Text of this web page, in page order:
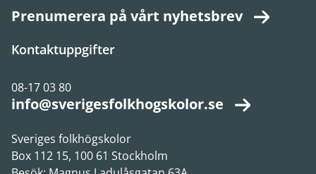
Prenumerera på vårt nyhetsbrev
Kontaktuppgifter
08-17 03 80
info@sverigesfolkhogskolor.se
Sveriges folkhögskolor
Box 112 15, 100 61 Stockholm